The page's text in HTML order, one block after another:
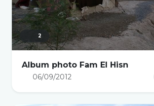
2
Album photo Fam El Hisn
06/09/2012